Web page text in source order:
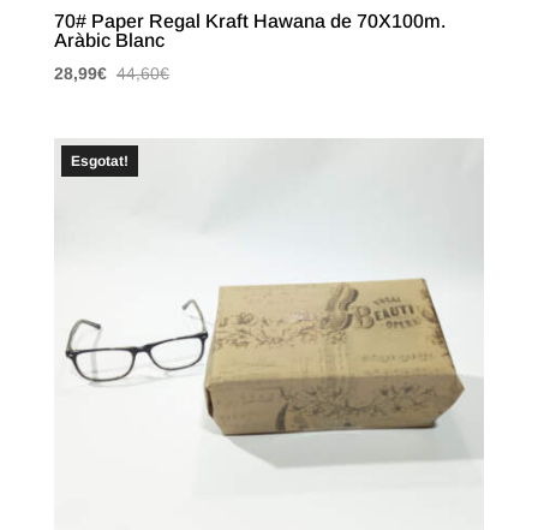
70# Paper Regal Kraft Hawana de 70X100m.
Aràbic Blanc
28,99€ 44,60€
Esgotat!